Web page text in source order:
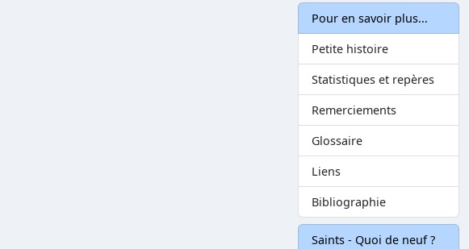
Pour en savoir plus...
Petite histoire
Statistiques et repères
Remerciements
Glossaire
Liens
Bibliographie
Saints - Quoi de neuf ?